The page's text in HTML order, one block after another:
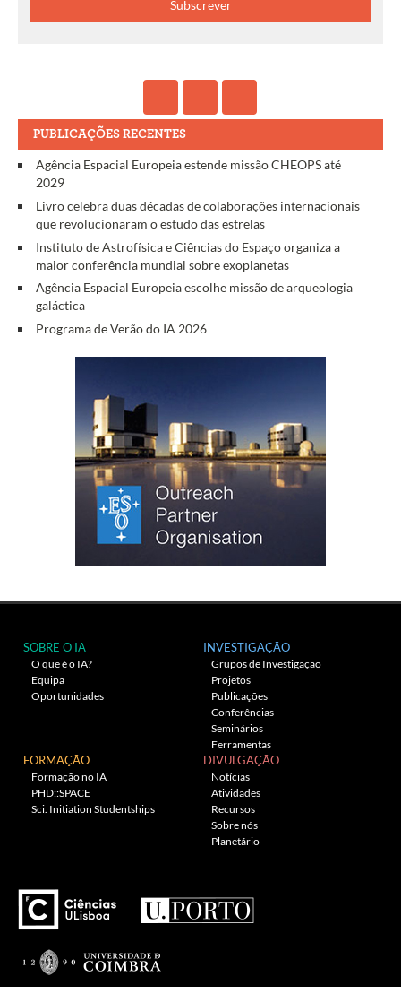
PUBLICAÇÕES RECENTES
Agência Espacial Europeia estende missão CHEOPS até
2029
Livro celebra duas décadas de colaborações internacionais
que revolucionaram o estudo das estrelas
Instituto de Astrofísica e Ciências do Espaço organiza a
maior conferência mundial sobre exoplanetas
Agência Espacial Europeia escolhe missão de arqueologia
galáctica
Programa de Verão do IA 2026
SOBRE O IA
O que é o IA?
Equipa
Oportunidades
INVESTIGAÇÃO
Grupos de Investigação
Projetos
Publicações
Conferências
Seminários
Ferramentas
FORMAÇÃO
Formação no IA
PHD::SPACE
Sci. Initiation Studentships
DIVULGAÇÃO
Notícias
Atividades
Recursos
Sobre nós
Planetário